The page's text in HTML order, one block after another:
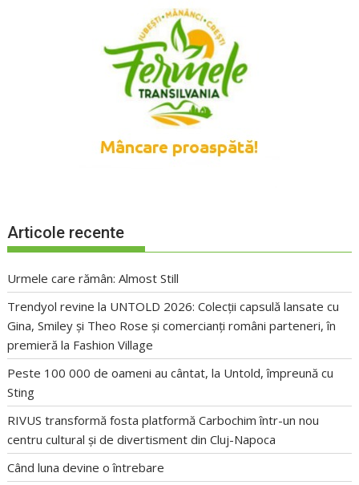
Articole recente
Urmele care rămân: Almost Still
Trendyol revine la UNTOLD 2026: Colecții capsulă lansate cu
Gina, Smiley și Theo Rose și comercianți români parteneri, în
premieră la Fashion Village
Peste 100 000 de oameni au cântat, la Untold, împreună cu
Sting
RIVUS transformă fosta platformă Carbochim într-un nou
centru cultural și de divertisment din Cluj-Napoca
Când luna devine o întrebare